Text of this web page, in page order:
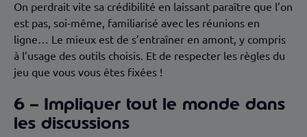
On perdrait vite sa crédibilité en laissant paraître que l’on
est pas, soi-même, familiarisé avec les réunions en
ligne… Le mieux est de s’entraîner en amont, y compris
à l’usage des outils choisis. Et de respecter les règles du
jeu que vous vous êtes fixées !
6 – Impliquer tout le monde dans
les discussions